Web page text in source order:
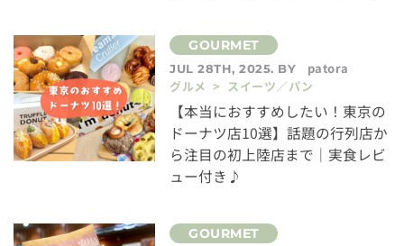
JUL 28TH, 2025. BY
patora
グルメ > スイーツ／パン
【本当におすすめしたい！東京の
ドーナツ店10選】話題の行列店か
ら注目の初上陸店まで｜実食レビ
ュー付き♪